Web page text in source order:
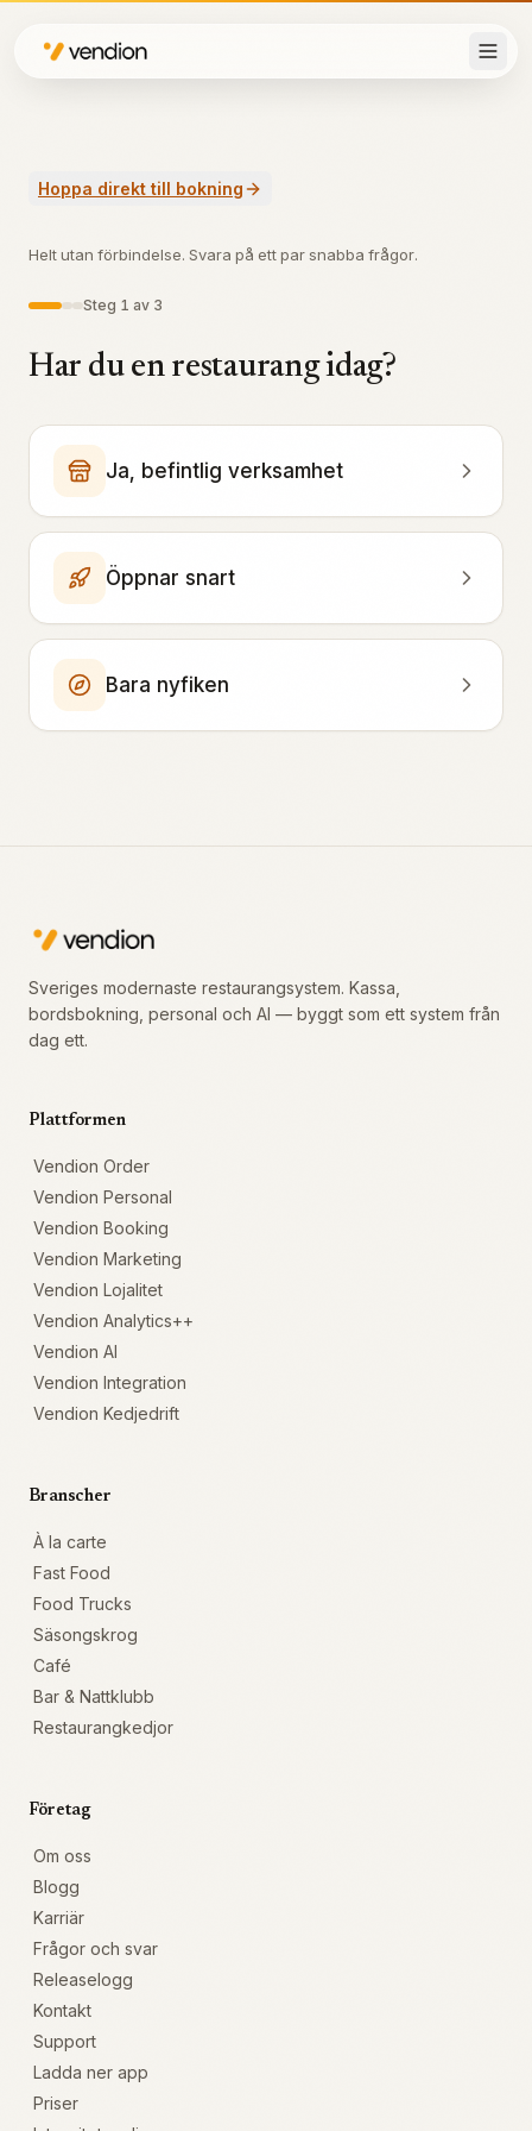
Hoppa direkt till bokning
Helt utan förbindelse. Svara på ett par snabba frågor.
Steg 1 av 3
Har du en restaurang idag?
Ja, befintlig verksamhet
Öppnar snart
Bara nyfiken
Sveriges modernaste restaurangsystem. Kassa,
bordsbokning, personal och AI — byggt som ett system från
dag ett.
Plattformen
Vendion Order
Vendion Personal
Vendion Booking
Vendion Marketing
Vendion Lojalitet
Vendion Analytics++
Vendion AI
Vendion Integration
Vendion Kedjedrift
Branscher
À la carte
Fast Food
Food Trucks
Säsongskrog
Café
Bar & Nattklubb
Restaurangkedjor
Företag
Om oss
Blogg
Karriär
Frågor och svar
Releaselogg
Kontakt
Support
Ladda ner app
Priser